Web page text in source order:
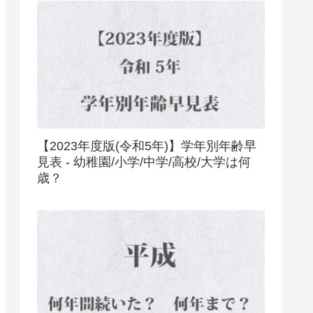
【2023年度版(令和5年)】学年別年齢早
見表 - 幼稚園/小学/中学/高校/大学は何
歳？